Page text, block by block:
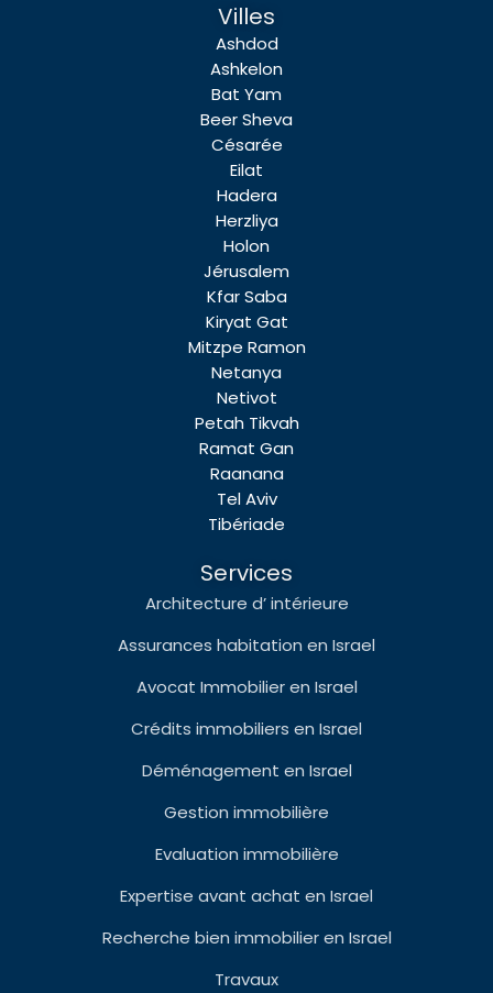
Villes
Ashdod
Ashkelon
Bat Yam
Beer Sheva
Césarée
Eilat
Hadera
Herzliya
Holon
Jérusalem
Kfar Saba
Kiryat Gat
Mitzpe Ramon
Netanya
Netivot
Petah Tikvah
Ramat Gan
Raanana
Tel Aviv
Tibériade
Services
Architecture d’ intérieure
Assurances habitation en Israel
Avocat Immobilier en Israel
Crédits immobiliers en Israel
Déménagement en Israel
Gestion immobilière
Evaluation immobilière
Expertise avant achat en Israel
Recherche bien immobilier en Israel
Travaux